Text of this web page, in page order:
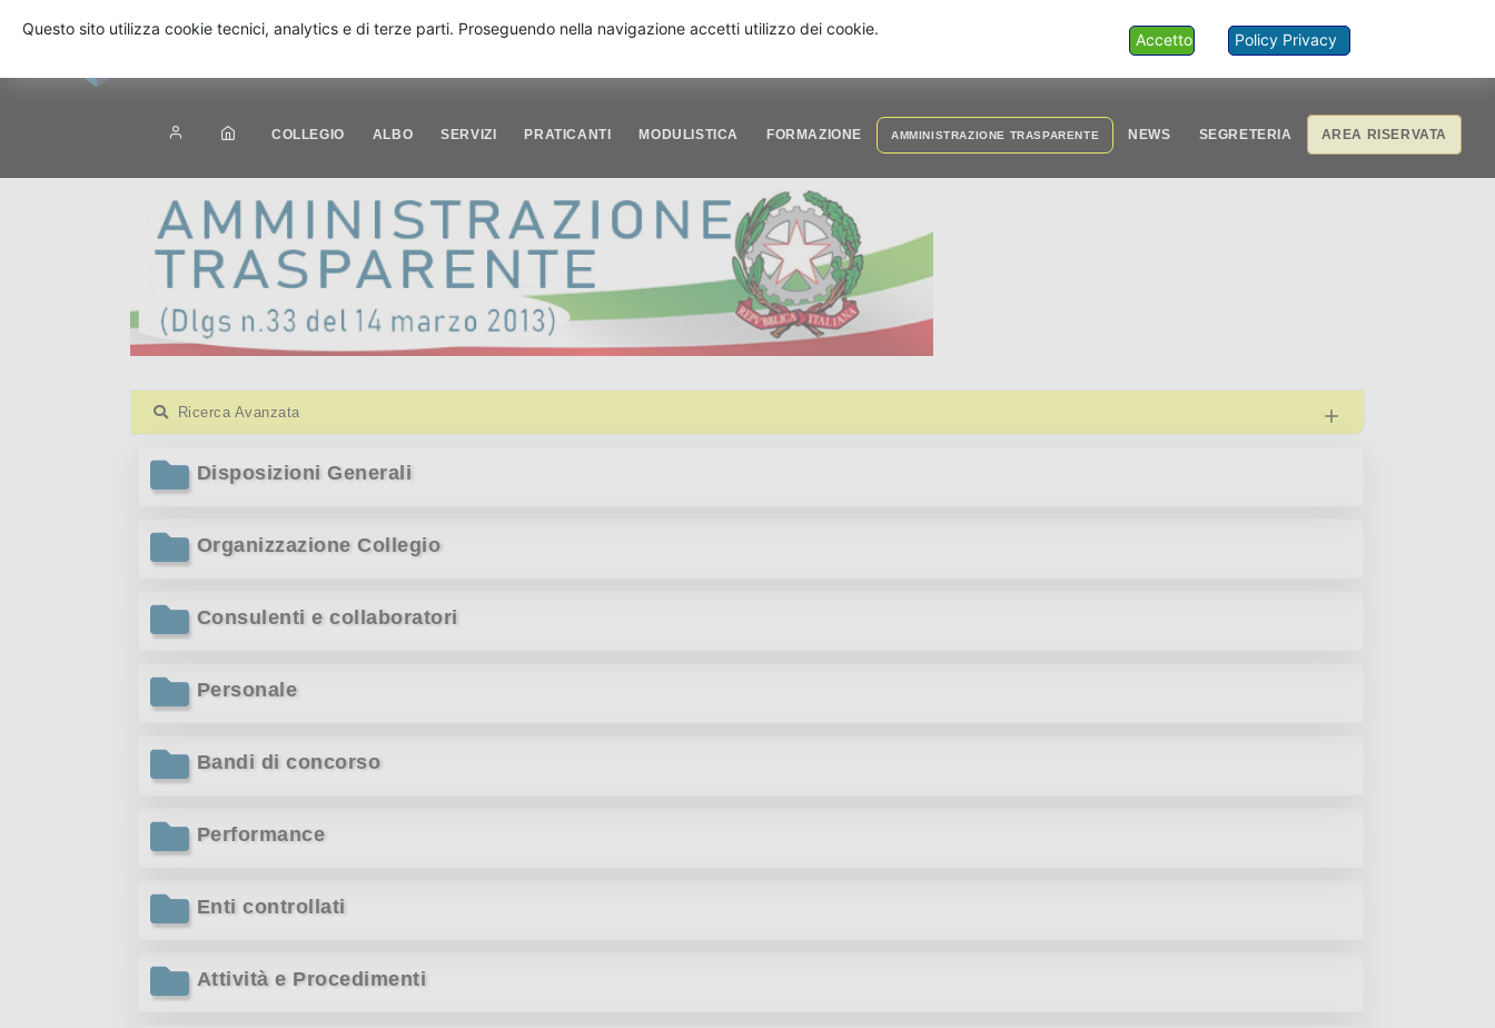
COLLEGIO ALBO SERVIZI PRATICANTI MODULISTICA FORMAZIONE AMMINISTRAZIONE TRASPARENTE NEWS SEGRETERIA AREA RISERVATA
Ricerca Avanzata
Disposizioni Generali
Organizzazione Collegio
Consulenti e collaboratori
Personale
Bandi di concorso
Performance
Enti controllati
Attività e Procedimenti
Questo sito utilizza cookie tecnici, analytics e di terze parti. Proseguendo nella navigazione accetti utilizzo dei cookie.
Policy Privacy
Accetto